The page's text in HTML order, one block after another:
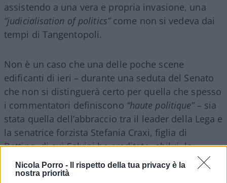
Nicola Porro -
Il rispetto della tua privacy è la
nostra priorità
assistendo a una vera e propria invasione, una
“judicialisation of politics”come non si vedeva dai
tempi di Tangentopoli.
Non è un caso che una delle poche scene
edificanti di ieri – durante una seduta del Senato
che non si distinguerà certo per quella che spesso
i commentatori definiscono “haute politique”– sia
stata quella dell’abbraccio tra il leader della Lega e
la senatrice forzista Stefania Craxi, figlia di
Bettino, di cui Salvini ha ereditato, ahilui, la
persecuzione giudiziaria.